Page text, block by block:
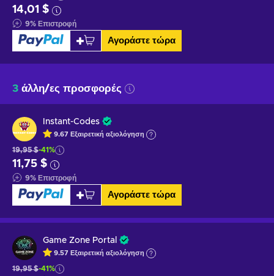
14,01 $
9% Επιστροφή
Αγοράστε τώρα
3 άλλη/ες προσφορές
Instant-Codes
9.67 Εξαιρετική αξιολόγηση
19,95 $-41%
11,75 $
9% Επιστροφή
Αγοράστε τώρα
Game Zone Portal
9.57 Εξαιρετική αξιολόγηση
19,95 $-41%